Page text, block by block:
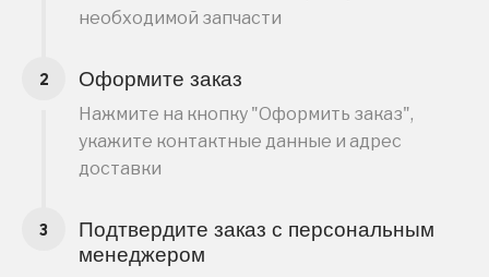
необходимой запчасти
Оформите заказ
Нажмите на кнопку "Оформить заказ",
укажите контактные данные и адрес
доставки
Подтвердите заказ с персональным
менеджером